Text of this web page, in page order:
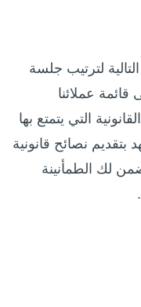
لترتيب جلسة
. انضم إلى قائمة عملائنا
التي يتمتع بها
نصائح قانونية
لك الطمأنينة